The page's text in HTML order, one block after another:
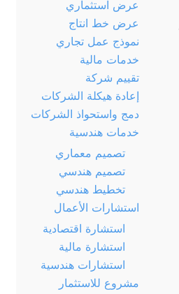
عرض استثماري
عرض خط انتاج
نموذج عمل تجاري
خدمات مالية
تقييم شركة
إعادة هيكلة الشركات
دمج واستحواذ الشركات
خدمات هندسية
تصميم معماري
تصميم هندسي
تخطيط هندسي
استشارات الأعمال
استشارة اقتصادية
استشارة مالية
استشارات هندسية
مشروع للاستثمار